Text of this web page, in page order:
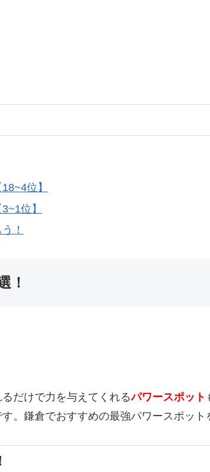
位】
位】
！
！
だけで力を与えてくれるパワースポット
。鎌倉でおすすめの最強パワースポット